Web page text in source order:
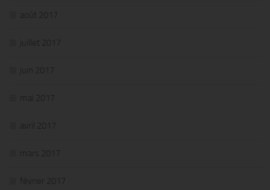
août 2017
juillet 2017
juin 2017
mai 2017
avril 2017
mars 2017
février 2017